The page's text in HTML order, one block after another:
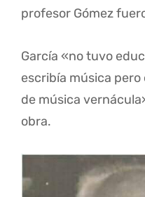
profesor Gómez
García «no tuvo
escribía música
de música
obra.